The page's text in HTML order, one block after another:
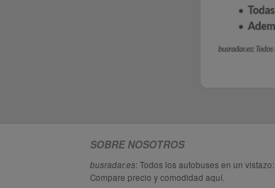
SOBRE NOSOTROS
busradar.es: Todos los autobuses en un vistazo:
Compare precio y comodidad aquí.